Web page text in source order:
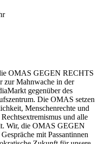
OMAS GEGEN RECHTS
zur Mahnwache in der
gegenüber des
Die OMAS setzen
Menschenrechte und
und alle
Wir, die OMAS GEGEN
mit Passantinnen